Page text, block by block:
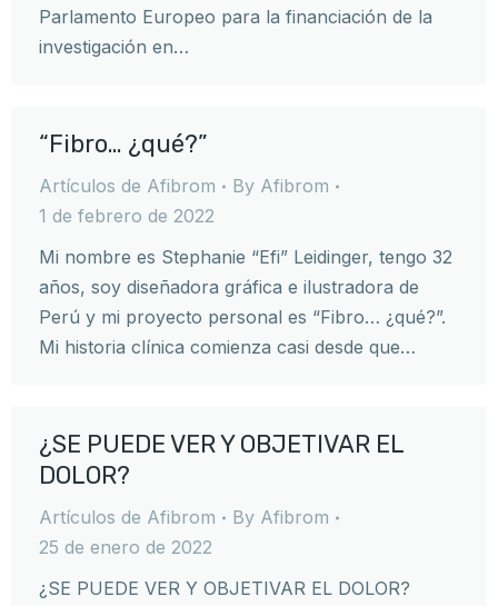
Parlamento Europeo para la financiación de la
investigación en…
“Fibro… ¿qué?”
Artículos de Afibrom By Afibrom
1 de febrero de 2022
Mi nombre es Stephanie “Efi” Leidinger, tengo 32
años, soy diseñadora gráfica e ilustradora de
Perú y mi proyecto personal es “Fibro… ¿qué?”.
Mi historia clínica comienza casi desde que…
¿SE PUEDE VER Y OBJETIVAR EL
DOLOR?
Artículos de Afibrom By Afibrom
25 de enero de 2022
¿SE PUEDE VER Y OBJETIVAR EL DOLOR?